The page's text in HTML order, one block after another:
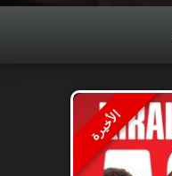
الأخيرة